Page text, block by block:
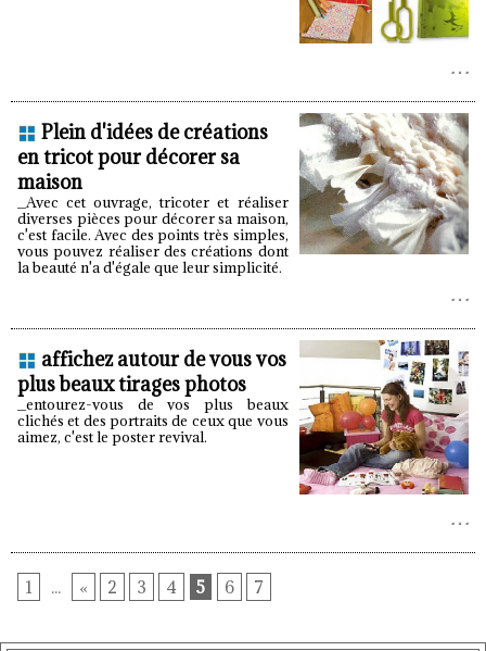
Plein d'idées de créations
en tricot pour décorer sa
maison
_Avec cet ouvrage, tricoter et réaliser
diverses pièces pour décorer sa maison,
c'est facile. Avec des points très simples,
vous pouvez réaliser des créations dont
la beauté n'a d'égale que leur simplicité.
affichez autour de vous vos
plus beaux tirages photos
_entourez-vous de vos plus beaux
clichés et des portraits de ceux que vous
aimez, c'est le poster revival.
1 ... « 2 3 4 5 6 7